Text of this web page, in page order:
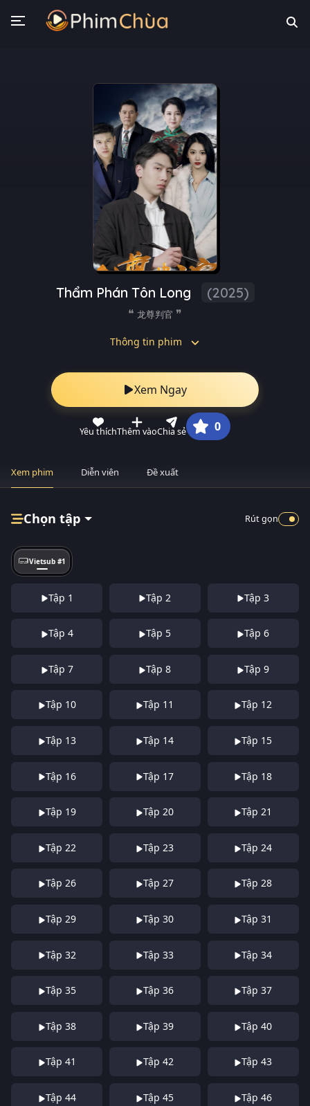
Thẩm Phán Tôn Long (2025)
龙尊判官
Thông tin phim
Xem Ngay
Yêu thíchThêm vàoChia sẻ 0
Xem phim Diễn viên Đề xuất
Chọn tập Rút gọn
Vietsub #1
Tập 1 Tập 2 Tập 3
Tập 4 Tập 5 Tập 6
Tập 7 Tập 8 Tập 9
Tập 10 Tập 11 Tập 12
Tập 13 Tập 14 Tập 15
Tập 16 Tập 17 Tập 18
Tập 19 Tập 20 Tập 21
Tập 22 Tập 23 Tập 24
Tập 26 Tập 27 Tập 28
Tập 29 Tập 30 Tập 31
Tập 32 Tập 33 Tập 34
Tập 35 Tập 36 Tập 37
Tập 38 Tập 39 Tập 40
Tập 41 Tập 42 Tập 43
Tập 44 Tập 45 Tập 46